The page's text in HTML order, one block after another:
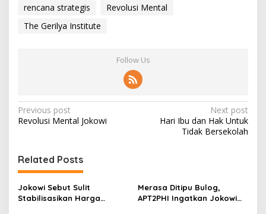
rencana strategis
Revolusi Mental
The Gerilya Institute
Follow Us
P
o
t
n
a
Previous post
Revolusi Mental Jokowi
Next post
Hari Ibu dan Hak Untuk
Tidak Bersekolah
Related Posts
Jokowi Sebut Sulit
Stabilisasikan Harga
Merasa Ditipu Bulog,
APT2PHI Ingatkan Jokowi